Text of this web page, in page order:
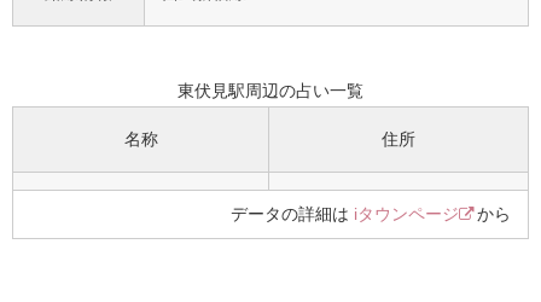
東伏見駅周辺の占い一覧
名称 住所
データの詳細は iタウンページ から